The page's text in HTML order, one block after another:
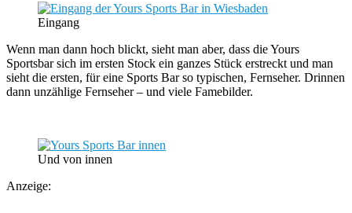
Eingang
Wenn man dann hoch blickt, sieht man aber, dass die Yours
Sportsbar sich im ersten Stock ein ganzes Stück erstreckt und man
sieht die ersten, für eine Sports Bar so typischen, Fernseher. Drinnen
dann unzählige Fernseher – und viele Famebilder.
Und von innen
Anzeige: